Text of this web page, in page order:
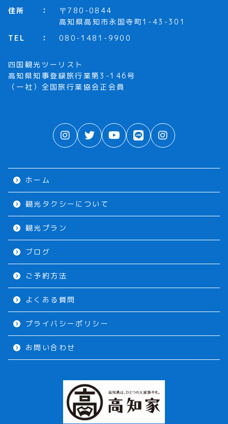
住所
〒780-0844
高知県高知市永国寺町1-43-301
TEL
080-1481-9900
四国観光ツーリスト
高知県知事登録旅行業第3-146号
（一社）全国旅行業協会正会員
ホーム
観光タクシーについて
観光プラン
ブログ
ご予約方法
よくある質問
プライバシーポリシー
お問い合わせ